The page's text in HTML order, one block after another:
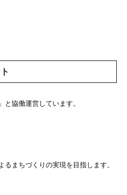
協働運営しています。
まちづくりの実現を目指します。